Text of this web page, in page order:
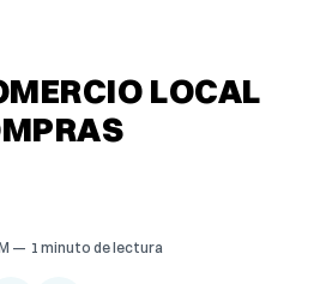
LOCAL
1 minuto de lectura